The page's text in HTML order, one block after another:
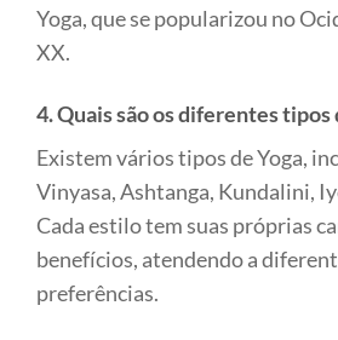
Yoga, que se popularizou no
XX.
4. Quais são os diferentes tipos
Existem vários tipos de Yoga,
Vinyasa, Ashtanga, Kundalini,
Cada estilo tem suas próprias
benefícios, atendendo a
preferências.